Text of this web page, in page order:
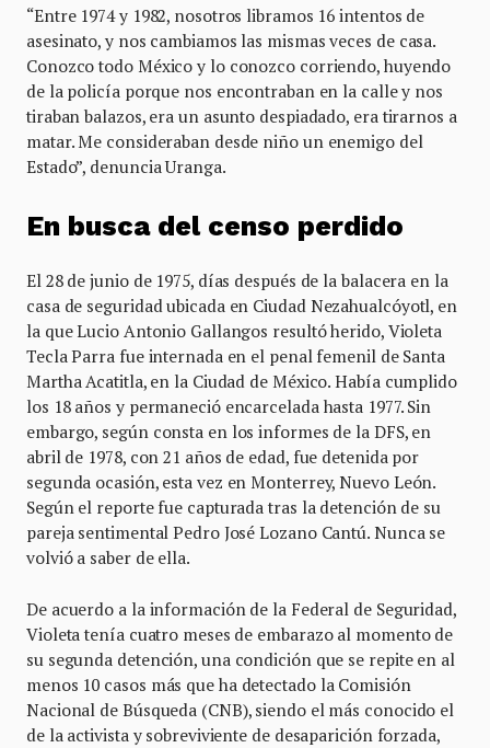
“Entre 1974 y 1982, nosotros libramos 16 intentos de
asesinato, y nos cambiamos las mismas veces de casa.
Conozco todo México y lo conozco corriendo, huyendo
de la policía porque nos encontraban en la calle y nos
tiraban balazos, era un asunto despiadado, era tirarnos a
matar. Me consideraban desde niño un enemigo del
Estado”, denuncia Uranga.
En busca del censo perdido
El 28 de junio de 1975, días después de la balacera en la
casa de seguridad ubicada en Ciudad Nezahualcóyotl, en
la que Lucio Antonio Gallangos resultó herido, Violeta
Tecla Parra fue internada en el penal femenil de Santa
Martha Acatitla, en la Ciudad de México. Había cumplido
los 18 años y permaneció encarcelada hasta 1977. Sin
embargo, según consta en los informes de la DFS, en
abril de 1978, con 21 años de edad, fue detenida por
segunda ocasión, esta vez en Monterrey, Nuevo León.
Según el reporte fue capturada tras la detención de su
pareja sentimental Pedro José Lozano Cantú. Nunca se
volvió a saber de ella.
De acuerdo a la información de la Federal de Seguridad,
Violeta tenía cuatro meses de embarazo al momento de
su segunda detención, una condición que se repite en al
menos 10 casos más que ha detectado la Comisión
Nacional de Búsqueda (CNB), siendo el más conocido el
de la activista y sobreviviente de desaparición forzada,